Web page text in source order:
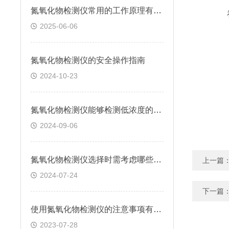
氮氧化物检测仪常用的工作原理有哪些？
2025-06-06
氮氧化物检测仪的安全操作指南
2024-10-23
氮氧化物检测仪能够检测低浓度的氮氧化物，满足严格的环保标准
2024-09-06
氮氧化物检测仪选择时需考虑哪些因素？
2024-07-24
使用氮氧化物检测仪的注意事项有哪些？
2023-07-28
上一篇
下一篇